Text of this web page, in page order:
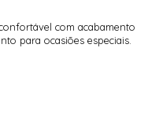
com acabamento
para ocasiões especiais.